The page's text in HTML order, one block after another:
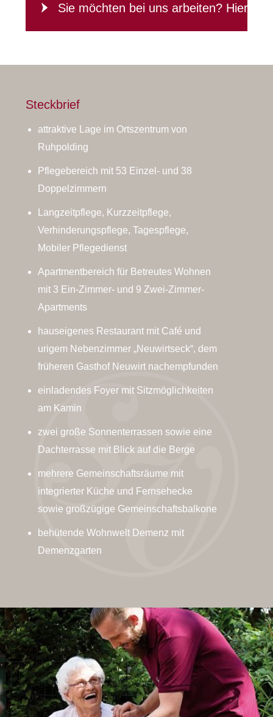
Sie möchten bei uns arbeiten? Hier
Steckbrief
attraktive Lage im Ortszentrum von
Ruhpolding
Pflegebereich mit 53 Einzel- und 38
Doppelzimmern
Langzeitpflege, Kurzzeitpflege,
Verhinderungspflege, Tagespflege,
Mobiler Pflegedienst
Apartmentbereich für Betreutes Wohnen
mit 3 Ein-Zimmer- und 9 Zwei-Zimmer-
Apartments
hauseigenes Restaurant mit Café und
urigem Nebenzimmer „Neuwirtseck“, dem
früheren Gasthof Neuwirt nachempfunden
einladendes Foyer mit Sitzmöglichkeiten
am Kamin
zwei große Sonnenterrassen sowie eine
Dachterrasse mit Blick auf die Berge
mehrere Gemeinschaftsräume mit
integrierter Küche und Fernsehecke
sowie großzügige Gemeinschaftsbalkone
behütende Wohnwelt Demenz mit
Demenzgarten